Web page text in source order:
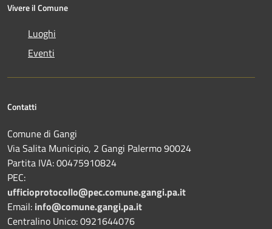
Vivere il Comune
Luoghi
Eventi
Contatti
Comune di Gangi
Via Salita Municipio, 2 Gangi Palermo 90024
Partita IVA: 00475910824
PEC:
ufficioprotocollo@pec.comune.gangi.pa.it
Email: info@comune.gangi.pa.it
Centralino Unico: 0921644076